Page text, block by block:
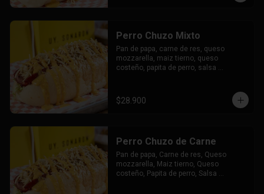
Perro Chuzo Mixto
Pan de papa, carne de res, queso
mozzarella, maiz tierno, queso
costeño, papita de perro, salsa
$28.900
Perro Chuzo de Carne
Pan de papa, Carne de res, Queso
mozzarella, Maiz tierno, Queso
costeño, Papita de perro, Salsa